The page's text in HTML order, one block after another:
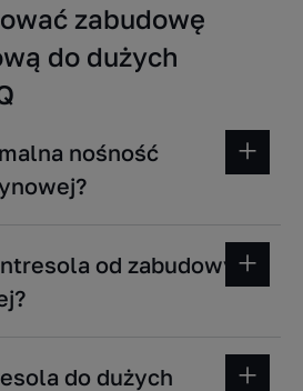
zabudowę
do dużych
nośność
na profilach stalowych
m².
od zabudowy
do dużych